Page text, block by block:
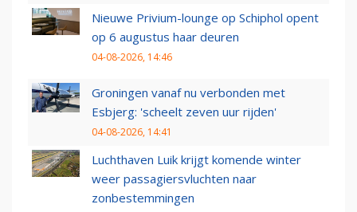
Nieuwe Privium-lounge op Schiphol opent
op 6 augustus haar deuren
04-08-2026, 14:46
Groningen vanaf nu verbonden met
Esbjerg: 'scheelt zeven uur rijden'
04-08-2026, 14:41
Luchthaven Luik krijgt komende winter
weer passagiersvluchten naar
zonbestemmingen